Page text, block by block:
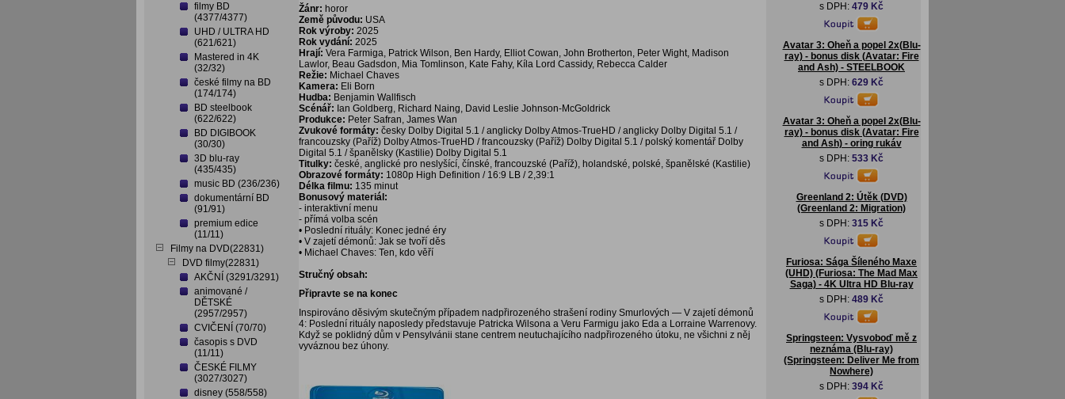
filmy BD
(4377/4377)
UHD / ULTRA HD
(621/621)
Mastered in 4K
(32/32)
české filmy na BD
(174/174)
BD steelbook
(622/622)
BD DIGIBOOK
(30/30)
3D blu-ray
(435/435)
music BD (236/236)
dokumentární BD
(91/91)
premium edice
(11/11)
Filmy na DVD(22831)
DVD filmy(22831)
AKČNÍ (3291/3291)
animované /
DĚTSKÉ
(2957/2957)
CVIČENÍ (70/70)
časopis s DVD
(11/11)
ČESKÉ FILMY
(3027/3027)
disney (558/558)
Žánr: horor
Země původu: USA
Rok výroby: 2025
Rok vydání: 2025
Hrají: Vera Farmiga, Patrick Wilson, Ben Hardy, Elliot Cowan, John Brotherton, Peter Wight, Madison
Lawlor, Beau Gadsdon, Mia Tomlinson, Kate Fahy, Kíla Lord Cassidy, Rebecca Calder
Režie: Michael Chaves
Kamera: Eli Born
Hudba: Benjamin Wallfisch
Scénář: Ian Goldberg, Richard Naing, David Leslie Johnson-McGoldrick
Produkce: Peter Safran, James Wan
Zvukové formáty: česky Dolby Digital 5.1 / anglicky Dolby Atmos-TrueHD / anglicky Dolby Digital 5.1 /
francouzsky (Paříž) Dolby Atmos-TrueHD / francouzsky (Paříž) Dolby Digital 5.1 / polský komentář Dolby
Digital 5.1 / španělsky (Kastilie) Dolby Digital 5.1
Titulky: české, anglické pro neslyšící, čínské, francouzské (Paříž), holandské, polské, španělské (Kastilie)
Obrazové formáty: 1080p High Definition / 16:9 LB / 2,39:1
Délka filmu: 135 minut
Bonusový materiál:
- interaktivní menu
- přímá volba scén
• Poslední rituály: Konec jedné éry
• V zajetí démonů: Jak se tvoří děs
• Michael Chaves: Ten, kdo věří
Stručný obsah:
Připravte se na konec
Inspirováno děsivým skutečným případem nadpřirozeného strašení rodiny Smurlových — V zajetí démonů
4: Poslední rituály naposledy představuje Patricka Wilsona a Veru Farmigu jako Eda a Lorraine Warrenovy.
Když se poklidný dům v Pensylvánii stane centrem neutuchajícího nadpřirozeného útoku, ne všichni z něj
vyváznou bez úhony.
s DPH: 479 Kč
Avatar 3: Oheň a popel 2x(Blu-
ray) - bonus disk (Avatar: Fire
and Ash) - STEELBOOK
s DPH: 629 Kč
Avatar 3: Oheň a popel 2x(Blu-
ray) - bonus disk (Avatar: Fire
and Ash) - oring rukáv
s DPH: 533 Kč
Greenland 2: Útěk (DVD)
(Greenland 2: Migration)
s DPH: 315 Kč
Furiosa: Sága Šíleného Maxe
(UHD) (Furiosa: The Mad Max
Saga) - 4K Ultra HD Blu-ray
s DPH: 489 Kč
Springsteen: Vysvoboď mě z
neznáma (Blu-ray)
(Springsteen: Deliver Me from
Nowhere)
s DPH: 394 Kč